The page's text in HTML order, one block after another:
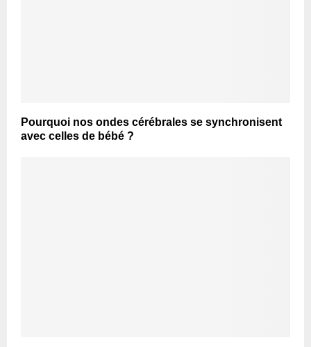
Pourquoi nos ondes cérébrales se synchronisent
avec celles de bébé ?